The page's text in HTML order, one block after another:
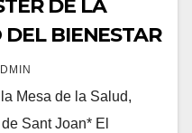
DE LA
BIENESTAR
Mesa de la Salud,
Sant Joan* El